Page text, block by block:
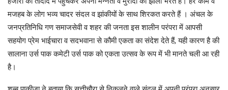
मजहब के लोग भव्य चादर संदल व झांकीयों के साथ शिरकत करते हैं । अंचल के
जनप्रतिनिधि गण समाजसेवी व शहर की जनता इस शालीन परंपरा में आपसी
सहयोग प्रेम भाईचारा व सदभवाना से कौमी एकता का संदेश देते हैं, यही कारण है की
सालाना उर्स पाक कमेटी उर्स पाक को एकता उत्सव के रूप में भी मानते चली आ रही
है।